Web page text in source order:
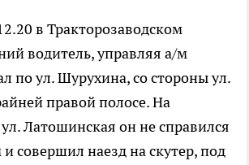
в Тракторозаводском
водитель, управляя а/м
по ул. Шурухина, со стороны ул.
правой полосе. На
Латошинская он не справился
совершил наезд на скутер, под